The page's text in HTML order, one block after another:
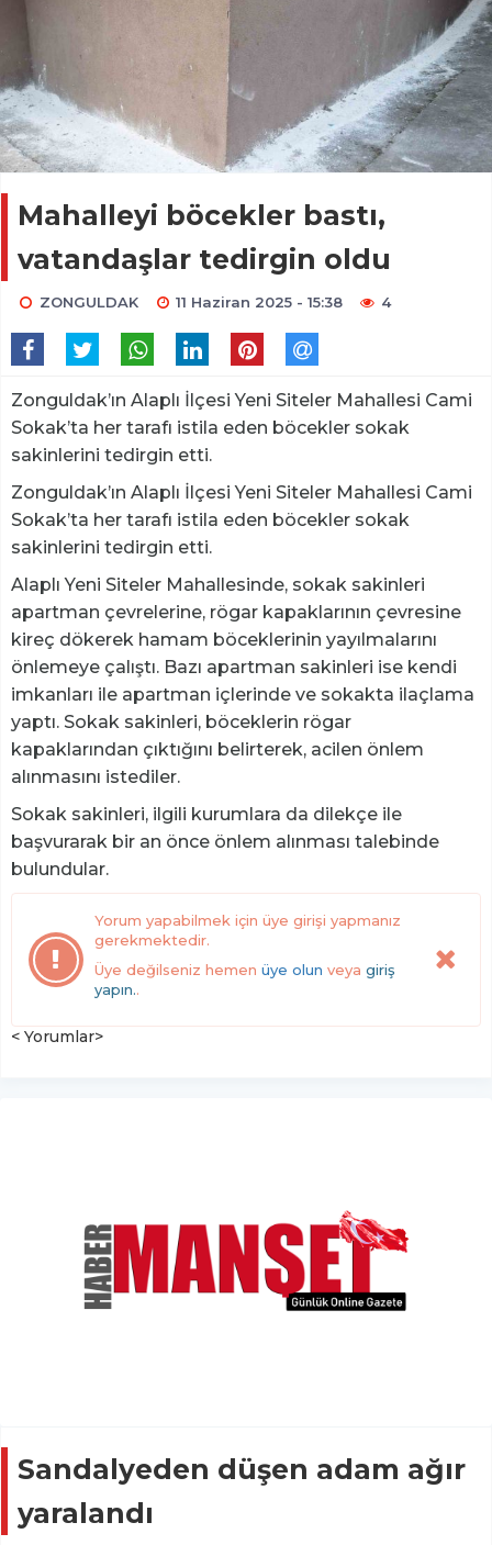
Mahalleyi böcekler bastı,
vatandaşlar tedirgin oldu
ZONGULDAK 11 Haziran 2025 - 15:38 4
Zonguldak’ın Alaplı İlçesi Yeni Siteler Mahallesi Cami
Sokak’ta her tarafı istila eden böcekler sokak
sakinlerini tedirgin etti.
Zonguldak’ın Alaplı İlçesi Yeni Siteler Mahallesi Cami
Sokak’ta her tarafı istila eden böcekler sokak
sakinlerini tedirgin etti.
Alaplı Yeni Siteler Mahallesinde, sokak sakinleri
apartman çevrelerine, rögar kapaklarının çevresine
kireç dökerek hamam böceklerinin yayılmalarını
önlemeye çalıştı. Bazı apartman sakinleri ise kendi
imkanları ile apartman içlerinde ve sokakta ilaçlama
yaptı. Sokak sakinleri, böceklerin rögar
kapaklarından çıktığını belirterek, acilen önlem
alınmasını istediler.
Sokak sakinleri, ilgili kurumlara da dilekçe ile
başvurarak bir an önce önlem alınması talebinde
bulundular.
Yorum yapabilmek için üye girişi yapmanız
gerekmektedir.
Üye değilseniz hemen üye olun veya giriş
yapın..
< Yorumlar>
Sandalyeden düşen adam ağır
yaralandı